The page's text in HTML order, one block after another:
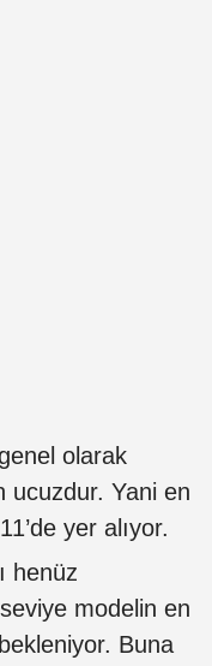
olarak
ucuzdur. Yani en
yer alıyor.
henüz
modelin en
Buna